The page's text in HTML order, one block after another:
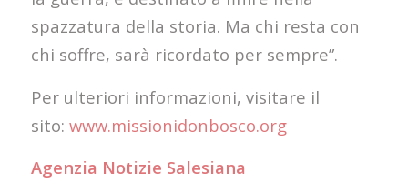
spazzatura della storia. Ma chi resta con
chi soffre, sarà ricordato per sempre”.
Per ulteriori informazioni, visitare il
sito: www.missionidonbosco.org
Agenzia Notizie Salesiana